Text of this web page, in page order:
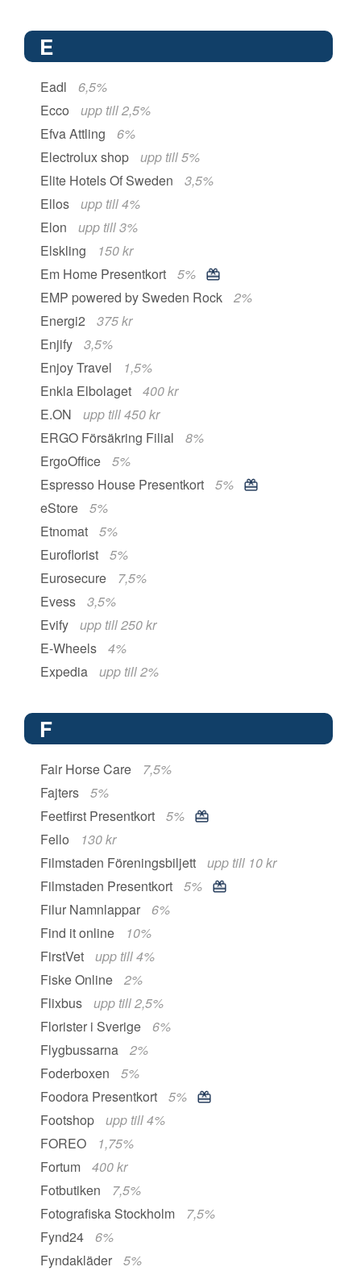
E
Eadl
6,5%
Ecco
upp till 2,5%
Efva Attling
6%
Electrolux shop
upp till 5%
Elite Hotels Of Sweden
3,5%
Ellos
upp till 4%
Elon
upp till 3%
Elskling
150 kr
Em Home Presentkort
5%
EMP powered by Sweden Rock
2%
Energi2
375 kr
Enjify
3,5%
Enjoy Travel
1,5%
Enkla Elbolaget
400 kr
E.ON
upp till 450 kr
ERGO Försäkring Filial
8%
ErgoOffice
5%
Espresso House Presentkort
5%
eStore
5%
Etnomat
5%
Euroflorist
5%
Eurosecure
7,5%
Evess
3,5%
Evify
upp till 250 kr
E-Wheels
4%
Expedia
upp till 2%
F
Fair Horse Care
7,5%
Fajters
5%
Feetfirst Presentkort
5%
Fello
130 kr
Filmstaden Föreningsbiljett
upp till 10 kr
Filmstaden Presentkort
5%
Filur Namnlappar
6%
Find it online
10%
FirstVet
upp till 4%
Fiske Online
2%
Flixbus
upp till 2,5%
Florister i Sverige
6%
Flygbussarna
2%
Foderboxen
5%
Foodora Presentkort
5%
Footshop
upp till 4%
FOREO
1,75%
Fortum
400 kr
Fotbutiken
7,5%
Fotografiska Stockholm
7,5%
Fynd24
6%
Fyndakläder
5%